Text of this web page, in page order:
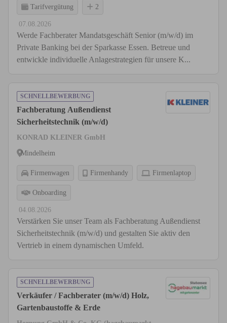
Tarifvergütung 2
07.08.2026
Werde Fachberater Mandatsgeschäft Senior (m/w/d) im
Private Banking bei der Sparkasse Essen. Betreue und
entwickle individuelle Anlagestrategien für unsere K...
SCHNELLBEWERBUNG
Fachberatung Außendienst
Sicherheitstechnik (m/w/d)
KONRAD KLEINER GmbH
Mindelheim
Firmenwagen Firmenhandy Firmenlaptop
Onboarding
04.08.2026
Verstärken Sie unser Team als Fachberatung Außendienst
Sicherheitstechnik (m/w/d) und gestalten Sie aktiv den
Vertrieb in einem dynamischen Umfeld.
SCHNELLBEWERBUNG
Verkäufer / Fachberater (m/w/d) Holz,
Gartenbaustoffe & Erde